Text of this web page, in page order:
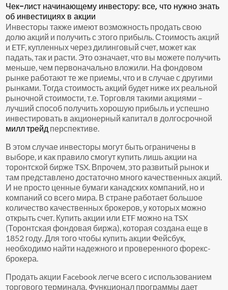
Чек-лист начинающему инвестору: все, что нужно знать
об инвестициях в акции
Инвесторы также имеют возможность продать свою
долю акций и получить с этого прибыль. Стоимость акций
и ETF, купленных через дилинговый счет, может как
падать, так и расти. Это означает, что вы можете получить
меньше, чем первоначально вложили. На фондовом
рынке работают те же приемы, что и в случае с другими
рынками. Тогда стоимость акций будет ниже их реальной
рыночной стоимости, т.е. Торговля такими акциями –
лучший способ получить хорошую прибыль и успешно
инвестировать в акционерный капитал в долгосрочной
милл трейд перспективе.
В этом случае инвесторы могут быть ограничены в
выборе, и как правило смогут купить лишь акции на
торонтской бирже TSX. Впрочем, это развитый рынок и
там представлено достаточно много качественных акций.
И не просто ценные бумаги канадских компаний, но и
компаний со всего мира. В стране работает большое
количество качественных брокеров, у которых можно
открыть счет. Купить акции или ETF можно на TSX
(Торонтская фондовая биржа), которая создана еще в
1852 году. Для того чтобы купить акции Фейсбук,
необходимо найти надежного и проверенного форекс-
брокера.
Продать акции Facebook легче всего с использованием
торгового терминала. Функционал программы дает